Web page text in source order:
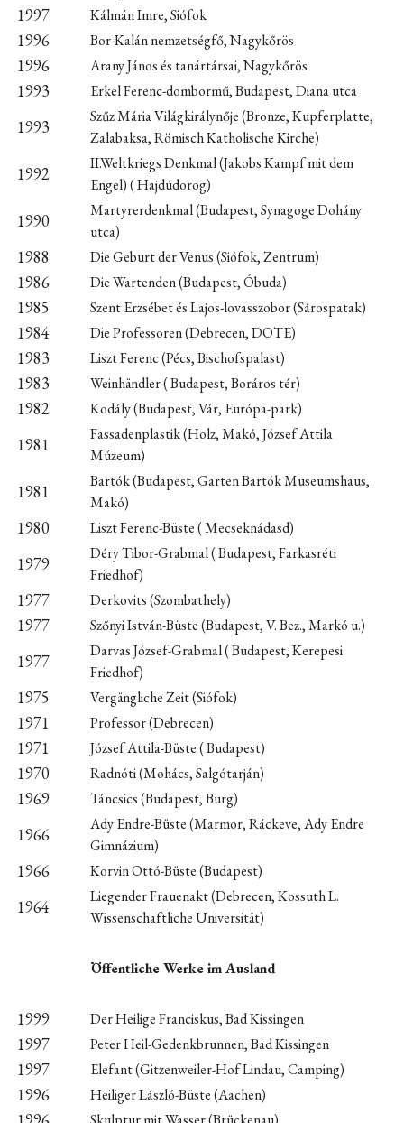
1997 Kálmán Imre, Siófok
1996 Bor-Kalán nemzetségfő, Nagykőrös
1996 Arany János és tanártársai, Nagykőrös
1993 Erkel Ferenc-dombormű, Budapest, Diana utca
1993
Szűz Mária Világkirálynője (Bronze, Kupferplatte,
Zalabaksa, Römisch Katholische Kirche)
1992
II.Weltkriegs Denkmal (Jakobs Kampf mit dem
Engel) ( Hajdúdorog)
1990
Martyrerdenkmal (Budapest, Synagoge Dohány
utca)
1988 Die Geburt der Venus (Siófok, Zentrum)
1986 Die Wartenden (Budapest, Óbuda)
1985 Szent Erzsébet és Lajos-lovasszobor (Sárospatak)
1984 Die Professoren (Debrecen, DOTE)
1983 Liszt Ferenc (Pécs, Bischofspalast)
1983 Weinhändler ( Budapest, Boráros tér)
1982 Kodály (Budapest, Vár, Európa-park)
1981
Fassadenplastik (Holz, Makó, József Attila
Múzeum)
1981
Bartók (Budapest, Garten Bartók Museumshaus,
Makó)
1980 Liszt Ferenc-Büste ( Mecseknádasd)
1979
Déry Tibor-Grabmal ( Budapest, Farkasréti
Friedhof)
1977 Derkovits (Szombathely)
1977 Szőnyi István-Büste (Budapest, V. Bez., Markó u.)
1977
Darvas József-Grabmal ( Budapest, Kerepesi
Friedhof)
1975 Vergängliche Zeit (Siófok)
1971 Professor (Debrecen)
1971 József Attila-Büste ( Budapest)
1970 Radnóti (Mohács, Salgótarján)
1969 Táncsics (Budapest, Burg)
1966
Ady Endre-Büste (Marmor, Ráckeve, Ady Endre
Gimnázium)
1966 Korvin Ottó-Büste (Budapest)
1964
Liegender Frauenakt (Debrecen, Kossuth L.
Wissenschaftliche Universität)
Öffentliche Werke im Ausland
1999 Der Heilige Franciskus, Bad Kissingen
1997 Peter Heil-Gedenkbrunnen, Bad Kissingen
1997 Elefant (Gitzenweiler-Hof Lindau, Camping)
1996 Heiliger László-Büste (Aachen)